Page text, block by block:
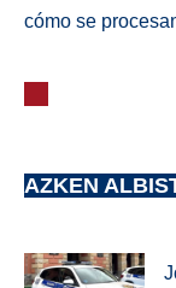
cómo se
AZKEN